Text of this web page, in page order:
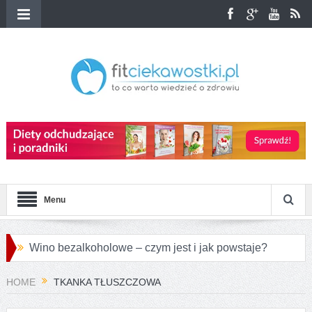
Menu
Wino bezalkoholowe – czym jest i jak powstaje?
Przepisy na różnorodne pierogi azjatyckie
Jakie są największe różnice między konopiami a
HOME TKANKA TŁUSZCZOWA